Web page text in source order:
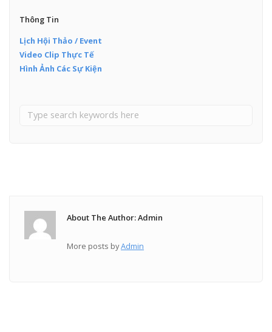
Thông Tin
Lịch Hội Thảo / Event
Video Clip Thực Tế
Hình Ảnh Các Sự Kiện
About The Author: Admin
More posts byAdmin